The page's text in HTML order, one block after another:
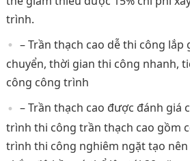
trình.
– Trần thạch cao dễ thi công lắp
chuyển, thời gian thi công nhanh,
công công trình
– Trần thạch cao được đánh giá
trình thi công trần thạch cao gồm
trình thi công nghiêm ngặt tạo